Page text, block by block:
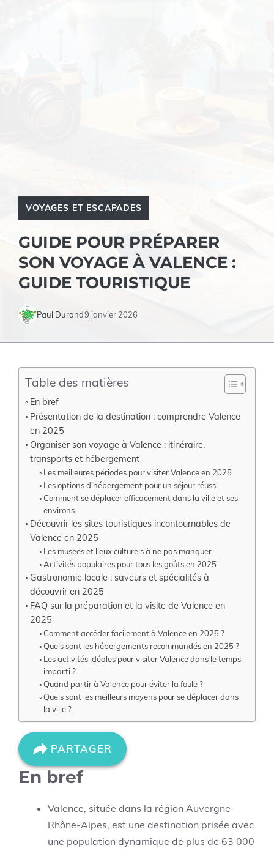
VOYAGES ET ESCAPADES
GUIDE POUR PRÉPARER
SON VOYAGE À VALENCE :
GUIDE TOURISTIQUE
Paul Durand9 janvier 2026
Table des matières
En bref
Présentation de la destination : comprendre Valence
en 2025
Organiser son voyage à Valence : itinéraire,
transports et hébergement
Les meilleures périodes pour visiter Valence en 2025
Les options d’hébergement pour un séjour réussi
Comment se déplacer efficacement dans la ville et ses
environs
Découvrir les sites touristiques incontournables de
Valence en 2025
Les musées et lieux culturels à ne pas manquer
Activités populaires pour tous les goûts en 2025
Gastronomie locale : saveurs et spécialités à
découvrir en 2025
FAQ sur la préparation et la visite de Valence en
2025
Comment accéder facilement à Valence en 2025 ?
Quels sont les hébergements recommandés en 2025 ?
Les activités idéales pour visiter Valence dans le temps
imparti ?
Quand partir à Valence pour éviter la foule ?
Quels sont les meilleurs moyens pour se déplacer dans
la ville ?
PARTAGER
En bref
Valence, située dans la région Auvergne-
Rhône-Alpes, est une destination prisée avec
une population dynamique de plus de 63 000